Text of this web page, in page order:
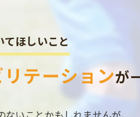
てほしいこと
テーションが